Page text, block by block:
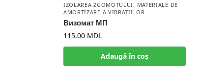
IZOLAREA ZGOMOTULUI, MATERIALE DE
AMORTIZARE A VIBRAȚIILOR
Визомат МП
115.00 MDL
Adaugă în coș